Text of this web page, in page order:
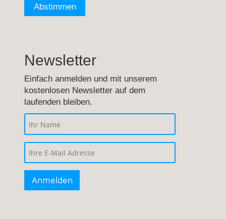
Newsletter
Einfach anmelden und mit unserem
kostenlosen Newsletter auf dem
laufenden bleiben.